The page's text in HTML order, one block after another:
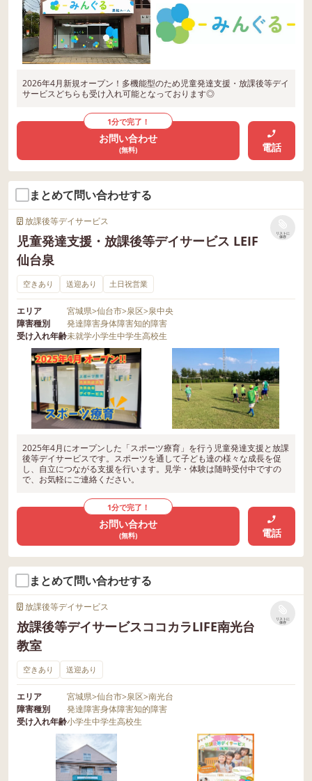
2026年4月新規オープン！多機能型のため児童発達支援・放課後等デイ
サービスどちらも受け入れ可能となっております◎
1分で完了！
お問い合わせ
(無料) 電話
まとめて問い合わせする
放課後等デイサービス
児童発達支援・放課後等デイサービス LEIF
仙台泉
リストに
保存
空きあり 送迎あり 土日祝営業
エリア 宮城県>仙台市>泉区>泉中央
障害種別
発達障害身体障害知的障害
受け入れ年齢未就学小学生中学生高校生
2025年4月にオープンした「スポーツ療育」を行う児童発達支援と放課
後等デイサービスです。スポーツを通して子ども達の様々な成長を促
し、自立につながる支援を行います。見学・体験は随時受付中ですの
で、お気軽にご連絡ください。
1分で完了！
お問い合わせ
(無料) 電話
まとめて問い合わせする
放課後等デイサービス
放課後等デイサービスココカラLIFE南光台
教室
リストに
保存
空きあり 送迎あり
エリア 宮城県>仙台市>泉区>南光台
障害種別
発達障害身体障害知的障害
受け入れ年齢小学生中学生高校生